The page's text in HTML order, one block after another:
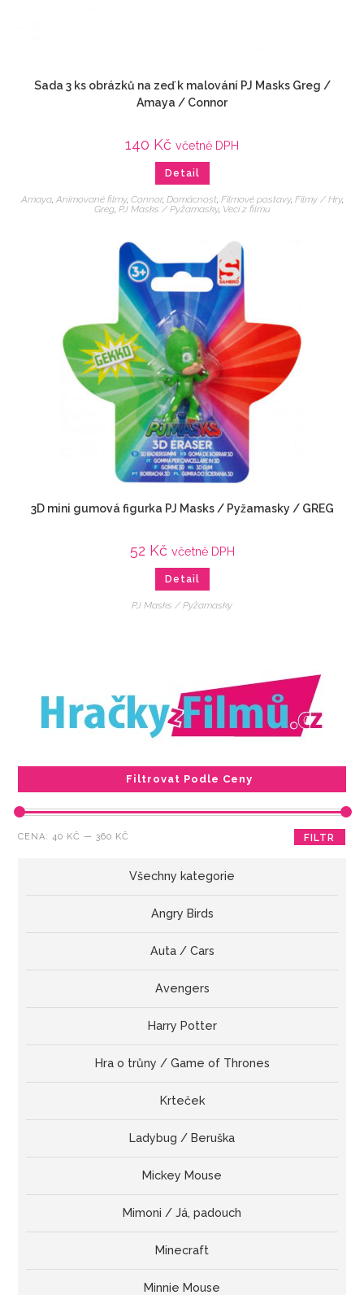
Sada 3 ks obrázků na zeď k malování PJ Masks Greg /
Amaya / Connor
140 Kč včetně DPH
Detail
Amaya, Animované filmy, Connor, Domácnost, Filmové postavy, Filmy / Hry,
Greg, PJ Masks / Pyžamasky, Veci z filmu
3D mini gumová figurka PJ Masks / Pyžamasky / GREG
52 Kč včetně DPH
Detail
PJ Masks / Pyžamasky
Filtrovat Podle Ceny
Minimální
Maximální
FILTR
CENA:40 KČ —360 KČ
Všechny kategorie
Angry Birds
Auta / Cars
Avengers
Harry Potter
Hra o trůny / Game of Thrones
Krteček
Ladybug / Beruška
Mickey Mouse
Mimoni / Já, padouch
Minecraft
Minnie Mouse